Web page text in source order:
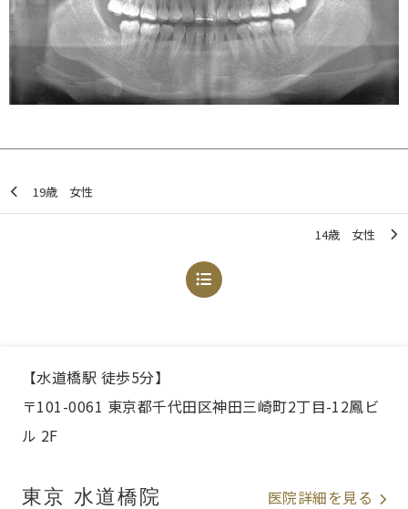
19歳 女性
14歳 女性
【水道橋駅 徒歩5分】
〒101-0061 東京都千代田区神田三崎町2丁目-12鳳ビ
ル 2F
東京 水道橋院 医院詳細を見る